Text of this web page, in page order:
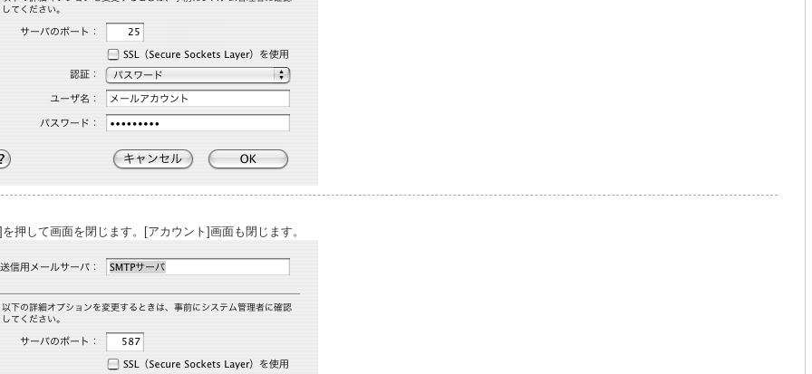
押して画面を閉じます。[アカウント]画面も閉じます。